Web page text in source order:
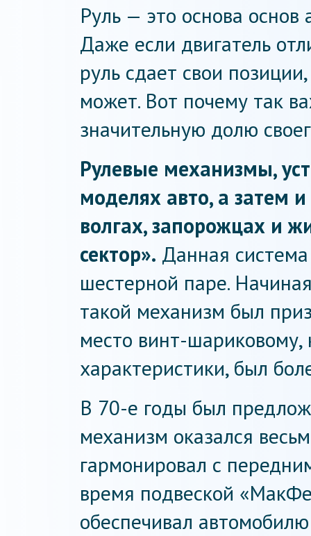
Руль — это основа основ
Даже если двигатель
руль сдает свои
может. Вот почему так
значительную долю
Рулевые механизмы,
моделях авто, а затем
волгах, запорожцах и
сектор». Данная
шестерной паре.
такой механизм был
место винт-
характеристики, был
В 70-е годы был
механизм оказался
гармонировал с
время подвеской
обеспечивал